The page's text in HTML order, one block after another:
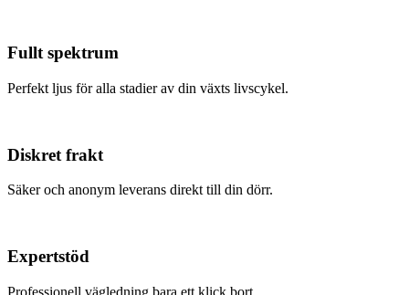
Fullt spektrum
Perfekt ljus för alla stadier av din växts livscykel.
Diskret frakt
Säker och anonym leverans direkt till din dörr.
Expertstöd
Professionell vägledning bara ett klick bort.